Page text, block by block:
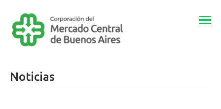
Noticias